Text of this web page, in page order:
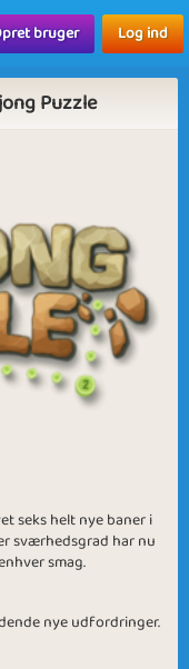
bruger Log ind
Puzzle
seks helt nye baner i
sværhedsgrad har nu
smag.
nye udfordringer.